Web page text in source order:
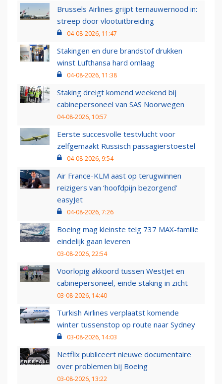
Brussels Airlines grijpt ternauwernood in:
streep door vlootuitbreiding
04-08-2026, 11:47
Stakingen en dure brandstof drukken
winst Lufthansa hard omlaag
04-08-2026, 11:38
Staking dreigt komend weekend bij
cabinepersoneel van SAS Noorwegen
04-08-2026, 10:57
Eerste succesvolle testvlucht voor
zelfgemaakt Russisch passagierstoestel
04-08-2026, 9:54
Air France-KLM aast op terugwinnen
reizigers van ‘hoofdpijn bezorgend’
easyJet
04-08-2026, 7:26
Boeing mag kleinste telg 737 MAX-familie
eindelijk gaan leveren
03-08-2026, 22:54
Voorlopig akkoord tussen WestJet en
cabinepersoneel, einde staking in zicht
03-08-2026, 14:40
Turkish Airlines verplaatst komende
winter tussenstop op route naar Sydney
03-08-2026, 14:03
Netflix publiceert nieuwe documentaire
over problemen bij Boeing
03-08-2026, 13:22